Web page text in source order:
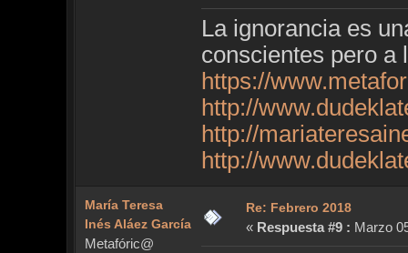
La ignorancia es
conscientes pero a
https://
http://
http://
http://
María Teresa
Inés Aláez García
Metafóric@
Re: Febrero 2018
« Respuesta #9 : Marzo